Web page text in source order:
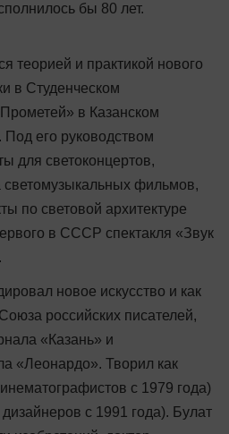
бы 80 лет.
теорией и практикой нового
в Студенческом
в Казанском
Под его руководством
для светоконцертов,
светомузыкальных фильмов,
по световой архитектуре
в СССР спектакля «Звук
новое искусство и как
российских писателей,
«Казань» и
«Леонардо». Творил как
с 1979 года)
с 1991 года). Булат